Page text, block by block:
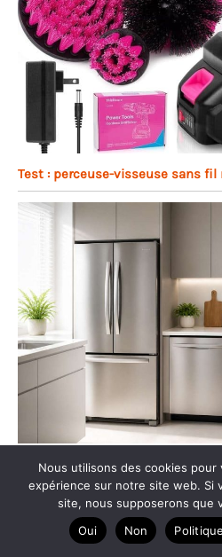
Test : perceuse-visseuse sans fil
Comment choisir un
Nous utilisons des cookies pour
expérience sur notre site web. Si
site, nous supposerons que
Oui
Non